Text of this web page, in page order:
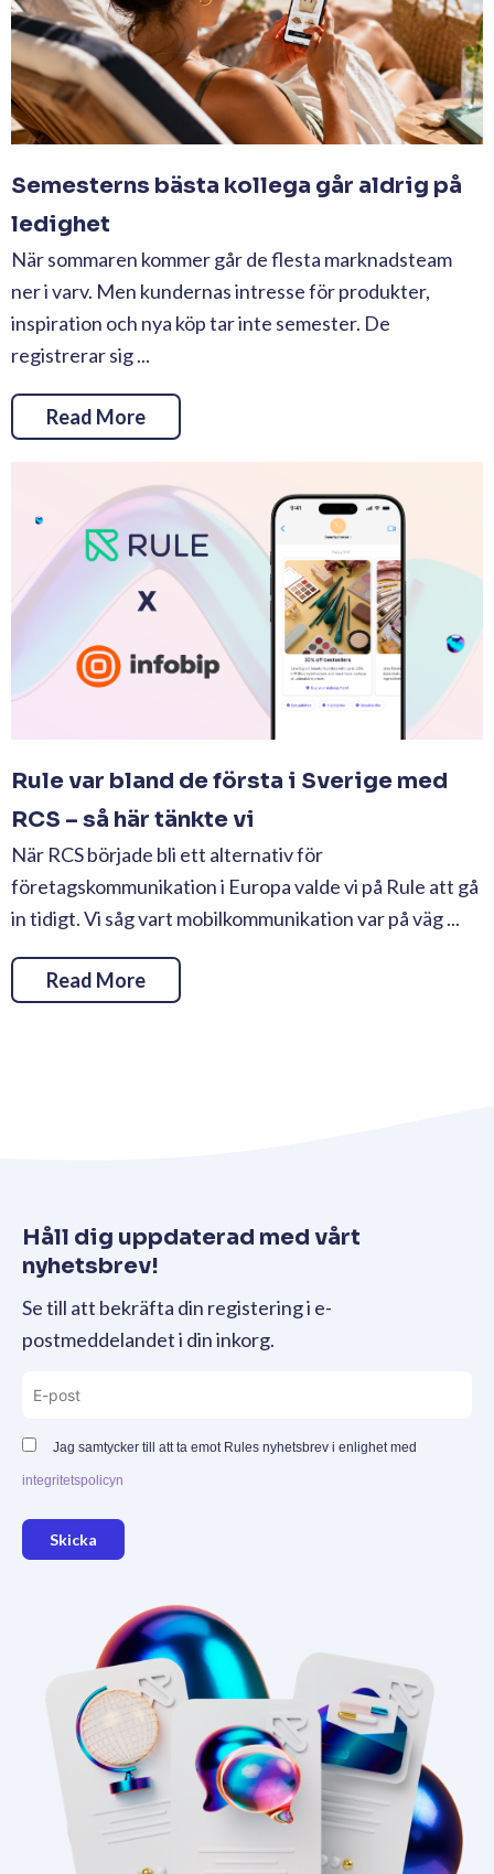
Semesterns bästa kollega går aldrig på
ledighet
När sommaren kommer går de flesta marknadsteam
ner i varv. Men kundernas intresse för produkter,
inspiration och nya köp tar inte semester. De
registrerar sig ...
Read More
Rule var bland de första i Sverige med
RCS – så här tänkte vi
När RCS började bli ett alternativ för
företagskommunikation i Europa valde vi på Rule att gå
in tidigt. Vi såg vart mobilkommunikation var på väg ...
Read More
Håll dig uppdaterad med vårt
nyhetsbrev!
Se till att bekräfta din registering i e-
postmeddelandet i din inkorg.
Jag samtycker till att ta emot Rules nyhetsbrev i enlighet med
integritetspolicyn
Skicka